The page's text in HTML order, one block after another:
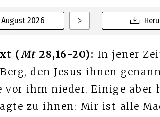
Freitag, 7. August 2026
(Mt28,16-20): In jener
den Jesus ihnen
vor ihm nieder. Einige aber
zu ihnen: Mir ist alle